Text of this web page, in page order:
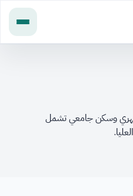
شهري وسكن جامعي تشمل